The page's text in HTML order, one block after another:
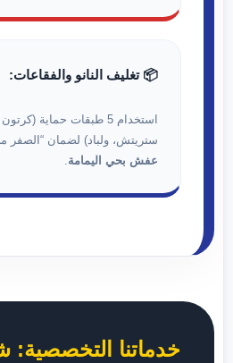
📦 تغليف النانو والفقاعات:
استخدام 5 طبقات حماية
ستريتش، ولباد) لضمان “الصفر
عفش بحي اليمامة.
خدماتنا التخصصية: